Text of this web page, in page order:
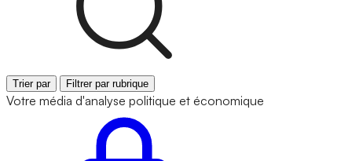
Trier par Filtrer par rubrique
Votre média d'analyse politique et économique